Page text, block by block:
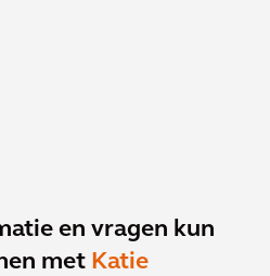
en vragen kun
met Katie